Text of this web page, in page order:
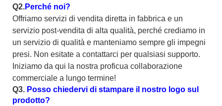
Q2.Perché noi?
Offriamo servizi di vendita diretta in fabbrica e un
servizio post-vendita di alta qualità, perché crediamo in
un servizio di qualità e manteniamo sempre gli impegni
presi. Non esitate a contattarci per qualsiasi supporto.
Iniziamo da qui la nostra proficua collaborazione
commerciale a lungo termine!
Q3. Posso chiedervi di stampare il nostro logo sul
prodotto?